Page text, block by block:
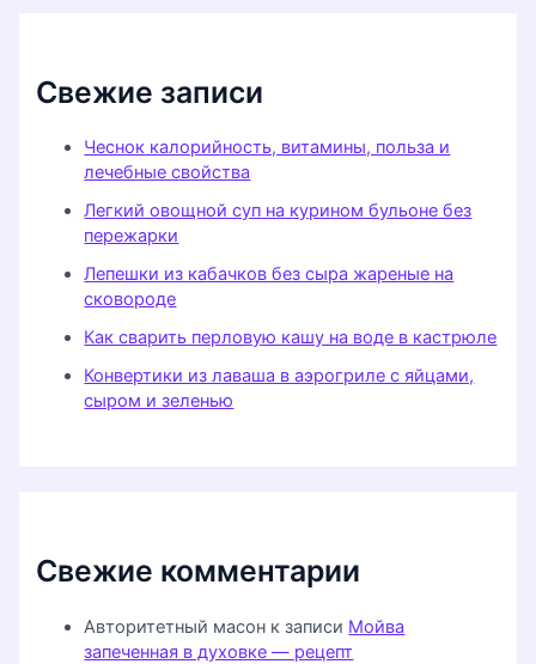
Свежие записи
Чеснок калорийность, витамины, польза и
лечебные свойства
Легкий овощной суп на курином бульоне без
пережарки
Лепешки из кабачков без сыра жареные на
сковороде
Как сварить перловую кашу на воде в кастрюле
Конвертики из лаваша в аэрогриле с яйцами,
сыром и зеленью
Свежие комментарии
Авторитетный масон к записи Мойва
запеченная в духовке — рецепт